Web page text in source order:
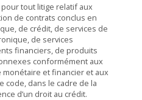
tout litige relatif aux
de contrats conclus en
de crédit, de services de
de services
financiers, de produits
conformément aux
monétaire et financier et aux
code, dans le cadre de la
d’un droit au crédit.